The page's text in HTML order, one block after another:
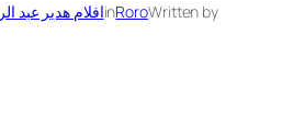
Written by
Roro
inافلام هدير عبد